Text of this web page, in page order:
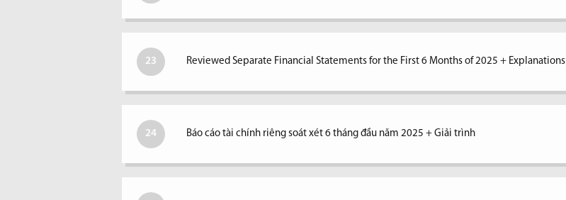
23 Reviewed Separate Financial Statements for the First 6 Months of 2025 + Explanations
24 Báo cáo tài chính riêng soát xét 6 tháng đầu năm 2025 + Giải trình